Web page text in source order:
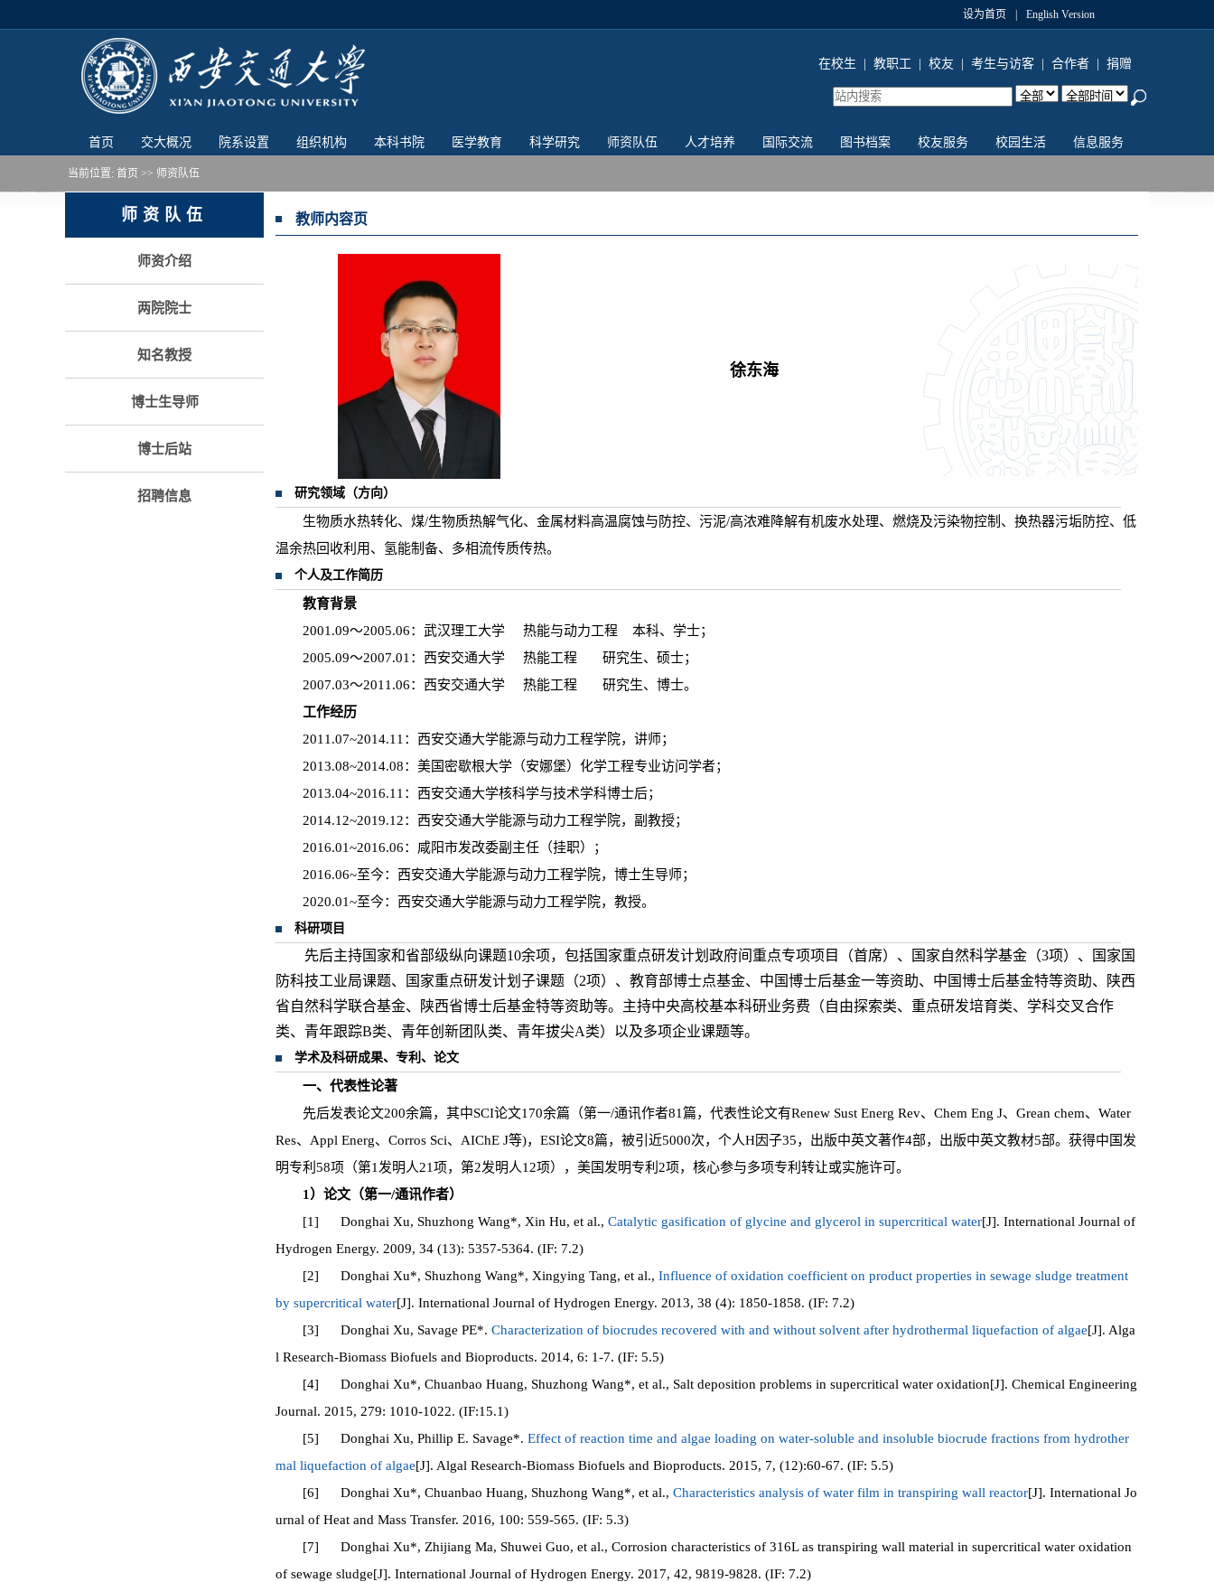
设为首页 English Version
在校生 教职工 校友 考生与访客 合作者 捐赠
首页 交大概况 院系设置 组织机构 本科书院 医学教育 科学研究 师资队伍 人才培养 国际交流 图书档案 校友服务 校园生活 信息服务
当前位置: 首页 >> 师资队伍
师资队伍
师资介绍
两院院士
知名教授
博士生导师
博士后站
招聘信息
教师内容页
徐东海
研究领域（方向）
生物质水热转化、煤/生物质热解气化、金属材料高温腐蚀与防控、污泥/高浓难降解有机废水处理、燃烧及污染物控制、换热器污垢防控、低
温余热回收利用、氢能制备、多相流传质传热。
个人及工作简历
教育背景
2001.09～2005.06：武汉理工大学 热能与动力工程 本科、学士；
2005.09～2007.01：西安交通大学 热能工程 研究生、硕士；
2007.03～2011.06：西安交通大学 热能工程 研究生、博士。
工作经历
2011.07~2014.11：西安交通大学能源与动力工程学院，讲师；
2013.08~2014.08：美国密歇根大学（安娜堡）化学工程专业访问学者；
2013.04~2016.11：西安交通大学核科学与技术学科博士后；
2014.12~2019.12：西安交通大学能源与动力工程学院，副教授；
2016.01~2016.06：咸阳市发改委副主任（挂职）；
2016.06~至今：西安交通大学能源与动力工程学院，博士生导师；
2020.01~至今：西安交通大学能源与动力工程学院，教授。
科研项目
先后主持国家和省部级纵向课题10余项，包括国家重点研发计划政府间重点专项项目（首席）、国家自然科学基金（3项）、国家国
防科技工业局课题、国家重点研发计划子课题（2项）、教育部博士点基金、中国博士后基金一等资助、中国博士后基金特等资助、陕西
省自然科学联合基金、陕西省博士后基金特等资助等。主持中央高校基本科研业务费（自由探索类、重点研发培育类、学科交叉合作
类、青年跟踪B类、青年创新团队类、青年拔尖A类）以及多项企业课题等。
学术及科研成果、专利、论文
一、代表性论著
先后发表论文200余篇，其中SCI论文170余篇（第一/通讯作者81篇，代表性论文有Renew Sust Energ Rev、Chem Eng J、Grean chem、Water
Res、Appl Energ、Corros Sci、AIChE J等)，ESI论文8篇，被引近5000次，个人H因子35，出版中英文著作4部，出版中英文教材5部。获得中国发
明专利58项（第1发明人21项，第2发明人12项），美国发明专利2项，核心参与多项专利转让或实施许可。
1 ）论文（第一/通讯作者）
[1] Donghai Xu, Shuzhong Wang*, Xin Hu, et al., Catalytic gasification of glycine and glycerol in supercritical water[J]. International Journal of
Hydrogen Energy. 2009, 34 (13): 5357-5364. (IF: 7.2)
[2] Donghai Xu*, Shuzhong Wang*, Xingying Tang, et al., Influence of oxidation coefficient on product properties in sewage sludge treatment
by supercritical water[J]. International Journal of Hydrogen Energy. 2013, 38 (4): 1850-1858. (IF: 7.2)
[3] Donghai Xu, Savage PE*. Characterization of biocrudes recovered with and without solvent after hydrothermal liquefaction of algae[J]. Alga
l Research-Biomass Biofuels and Bioproducts. 2014, 6: 1-7. (IF: 5.5)
[4] Donghai Xu*, Chuanbao Huang, Shuzhong Wang*, et al., Salt deposition problems in supercritical water oxidation[J]. Chemical Engineering
Journal. 2015, 279: 1010-1022. (IF:15.1)
[5] Donghai Xu, Phillip E. Savage*. Effect of reaction time and algae loading on water-soluble and insoluble biocrude fractions from hydrother
mal liquefaction of algae[J]. Algal Research-Biomass Biofuels and Bioproducts. 2015, 7, (12):60-67. (IF: 5.5)
[6] Donghai Xu*, Chuanbao Huang, Shuzhong Wang*, et al., Characteristics analysis of water film in transpiring wall reactor[J]. International Jo
urnal of Heat and Mass Transfer. 2016, 100: 559-565. (IF: 5.3)
[7] Donghai Xu*, Zhijiang Ma, Shuwei Guo, et al., Corrosion characteristics of 316L as transpiring wall material in supercritical water oxidation
of sewage sludge[J]. International Journal of Hydrogen Energy. 2017, 42, 9819-9828. (IF: 7.2)